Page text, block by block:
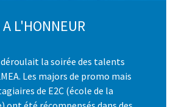
L'HONNEUR
la soirée des talents
Les majors de promo mais
de E2C (école de la